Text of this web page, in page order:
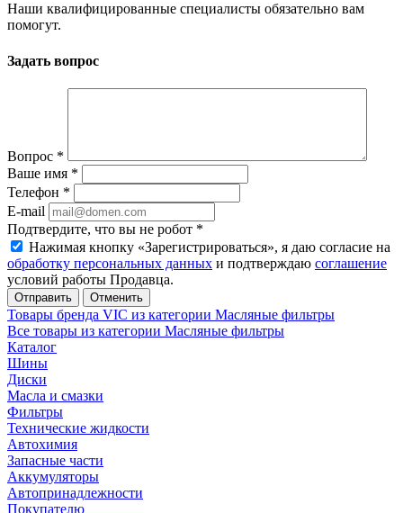
Наши квалифицированные специалисты обязательно вам
помогут.
Задать вопрос
Вопрос *
Ваше имя *
Телефон *
E-mail
Подтвердите, что вы не робот *
Нажимая кнопку «Зарегистрироваться», я даю согласие на
обработку персональных данных и подтверждаю соглашение
условий работы Продавца.
Отменить
Товары бренда VIC из категории Масляные фильтры
Все товары из категории Масляные фильтры
Каталог
Шины
Диски
Масла и смазки
Фильтры
Технические жидкости
Автохимия
Запасные части
Аккумуляторы
Автопринадлежности
Покупателю